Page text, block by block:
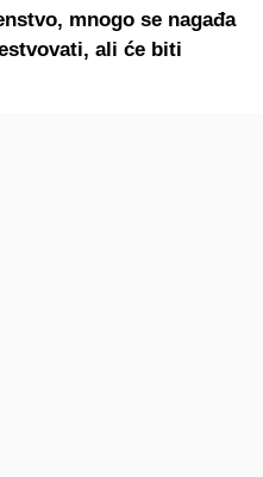
mnogo se nagađa
ali će biti